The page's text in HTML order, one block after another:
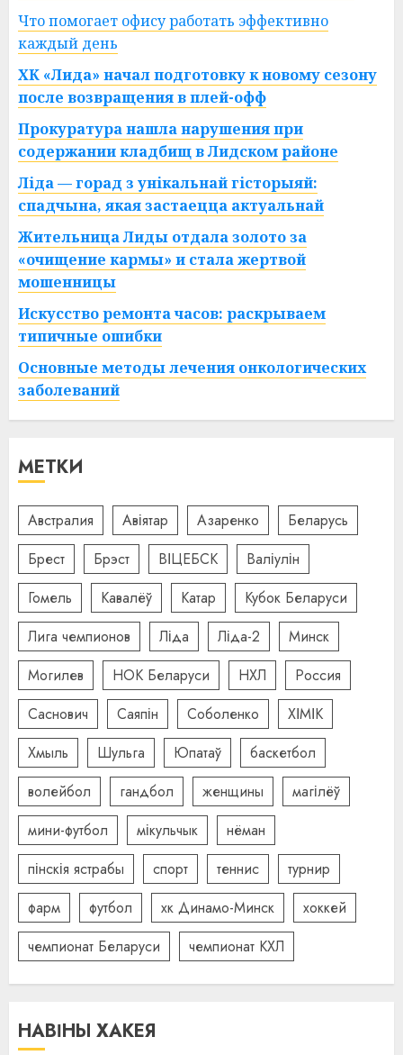
Что помогает офису работать эффективно
каждый день
ХК «Лида» начал подготовку к новому сезону
после возвращения в плей-офф
Прокуратура нашла нарушения при
содержании кладбищ в Лидском районе
Ліда — горад з унікальнай гісторыяй:
спадчына, якая застаецца актуальнай
Жительница Лиды отдала золото за
«очищение кармы» и стала жертвой
мошенницы
Искусство ремонта часов: раскрываем
типичные ошибки
Основные методы лечения онкологических
заболеваний
МЕТКИ
Австралия Авіятар Азаренко
Беларусь
Брест
Брэст ВІЦЕБСК
Валіулін
Гомель
Кавалёў Катар
Кубок Беларуси
Лига чемпионов
Ліда Ліда-2
Минск
Могилев
НОК Беларуси НХЛ
Россия
Саснович
Саяпін Соболенко
ХІМІК
Хмыль
Шульга Юпатаў
баскетбол
волейбол
гандбол женщины
магілёў
мини-футбол
мікульчык
нёман
пінскія ястрабы
спорт теннис
турнир
фарм
футбол хк Динамо-Минск
хоккей
чемпионат Беларуси
чемпионат КХЛ
НАВІНЫ ХАКЕЯ